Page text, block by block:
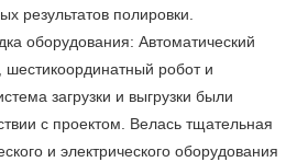
результатов полировки.
оборудования: Автоматический
шестикоординатный робот и
загрузки и выгрузки были
с проектом. Велась тщательная
и электрического оборудования